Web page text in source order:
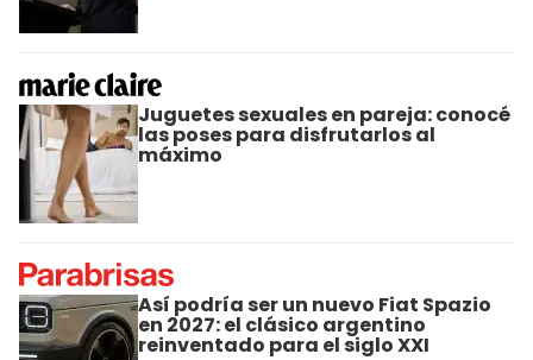
Juguetes sexuales en pareja: conocé
las poses para disfrutarlos al
máximo
Así podría ser un nuevo Fiat Spazio
en 2027: el clásico argentino
reinventado para el siglo XXI